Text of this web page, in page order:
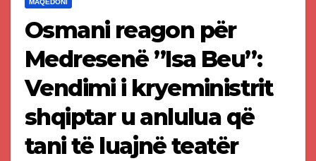
MAQEDONI
Osmani reagon për
Medresenë ”Isa Beu”:
Vendimi i kryeministrit
shqiptar u anlulua që
tani të luajnë teatër